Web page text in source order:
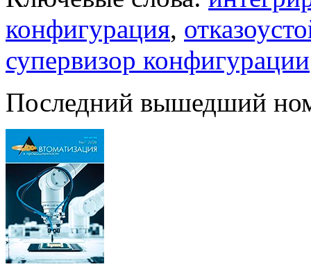
конфигурация,
супервизор конфигурации
Последний вышедший